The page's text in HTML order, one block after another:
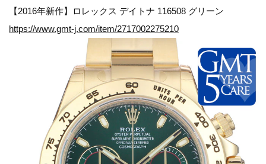
【2016年新作】ロレックス デイトナ 116508 グリーン
https://www.gmt-j.com/item/2717002275210